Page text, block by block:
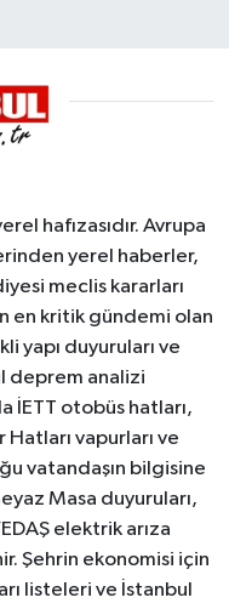
hafızasıdır. Avrupa
yerel haberler,
meclis kararları
en kritik gündemi olan
yapı duyuruları ve
deprem analizi
İETT otobüs hatları,
vapurları ve
vatandaşın bilgisine
Masa duyuruları,
elektrik arıza
Şehrin ekonomisi için
listeleri ve İstanbul